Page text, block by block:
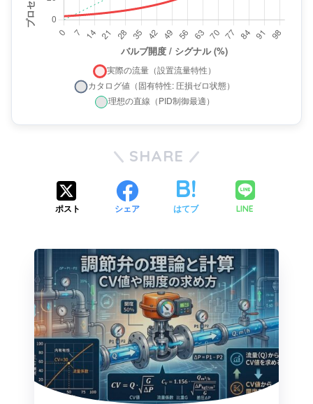
SHARE
ポスト シェア はてブ LINE